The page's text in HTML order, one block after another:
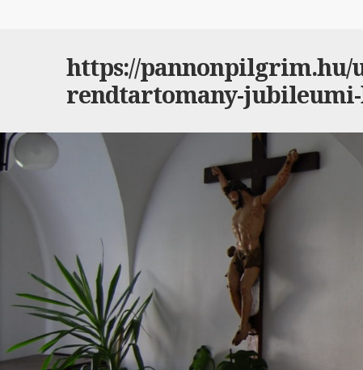
https://pannonpilgrim.hu/
rendtartomany-jubileumi-